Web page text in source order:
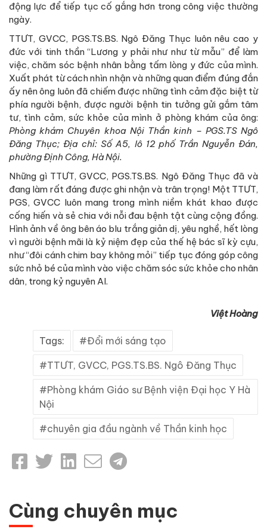
động lực để tiếp tục cố gắng hơn trong công việc thường
ngày.
TTƯT, GVCC, PGS.TS.BS. Ngô Đăng Thục luôn nêu cao y
đức với tinh thần “Lương y phải như như từ mẫu” để làm
việc, chăm sóc bệnh nhân bằng tấm lòng y đức của mình.
Xuất phát từ cách nhìn nhận và những quan điểm đúng đắn
ấy nên ông luôn đã chiếm được những tình cảm đặc biệt từ
phía người bệnh, được người bệnh tin tưởng gửi gắm tâm
tư, tình cảm, sức khỏe của mình ở phòng khám của ông:
Phòng khám Chuyên khoa Nội Thần kinh – PGS.TS Ngô
Đăng Thục; Địa chỉ: Số A5, lô 12 phố Trần Nguyễn Đán,
phường Định Công, Hà Nội.
Những gì TTƯT, GVCC, PGS.TS.BS. Ngô Đăng Thục đã và
đang làm rất đáng được ghi nhận và trân trọng! Một TTƯT,
PGS, GVCC luôn mang trong mình niềm khát khao được
cống hiến và sẻ chia với nỗi đau bệnh tật cùng cộng đồng.
Hình ảnh về ông bên áo blu trắng giản dị, yêu nghề, hết lòng
vì người bệnh mãi là kỷ niệm đẹp của thế hệ bác sĩ kỳ cựu,
như “đôi cánh chim bay không mỏi” tiếp tục đóng góp công
sức nhỏ bé của mình vào việc chăm sóc sức khỏe cho nhân
dân, trong kỷ nguyên AI.
Việt Hoàng
Tags: Đổi mới sáng tạo
TTƯT, GVCC, PGS.TS.BS. Ngô Đăng Thục
Phòng khám Giáo sư Bệnh viện Đại học Y Hà
Nội
chuyên gia đầu ngành về Thần kinh học
Cùng chuyên mục